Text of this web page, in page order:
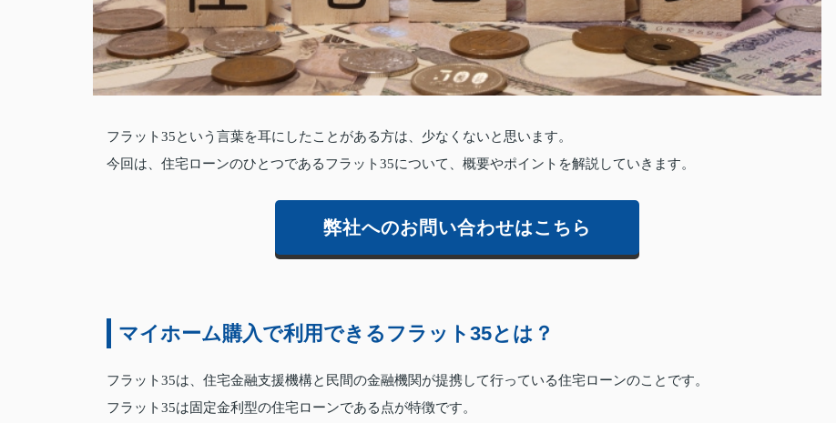
フラット35という言葉を耳にしたことがある方は、少なくないと思います。
今回は、住宅ローンのひとつであるフラット35について、概要やポイントを解説していきます。
弊社へのお問い合わせはこちら
マイホーム購入で利用できるフラット35とは？
フラット35は、住宅金融支援機構と民間の金融機関が提携して行っている住宅ローンのことです。
フラット35は固定金利型の住宅ローンである点が特徴です。